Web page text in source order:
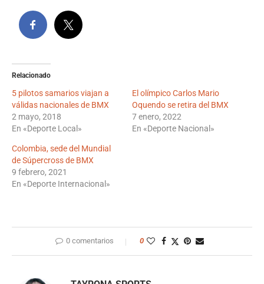
Relacionado
5 pilotos samarios viajan a
válidas nacionales de BMX
2 mayo, 2018
En «Deporte Local»
El olímpico Carlos Mario
Oquendo se retira del BMX
7 enero, 2022
En «Deporte Nacional»
Colombia, sede del Mundial
de Súpercross de BMX
9 febrero, 2021
En «Deporte Internacional»
0 comentarios 0